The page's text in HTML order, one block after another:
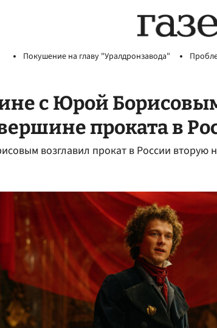
Покушение на главу "Уралдронзавода"
с Юрой
проката в
возглавил прокат в России вторую